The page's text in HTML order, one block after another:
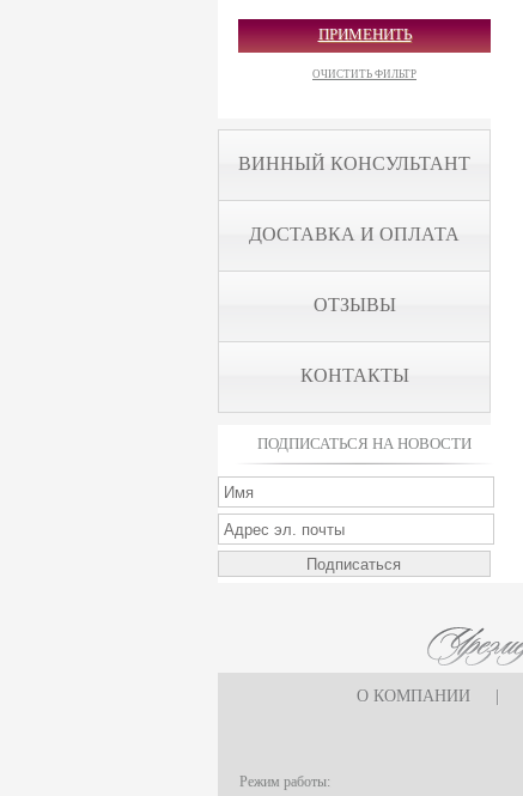
ПРИМЕНИТЬ
ОЧИСТИТЬ ФИЛЬТР
ВИННЫЙ КОНСУЛЬТАНТ
ДОСТАВКА И ОПЛАТА
ОТЗЫВЫ
КОНТАКТЫ
ПОДПИСАТЬСЯ НА НОВОСТИ
О КОМПАНИИ
Режим работы: